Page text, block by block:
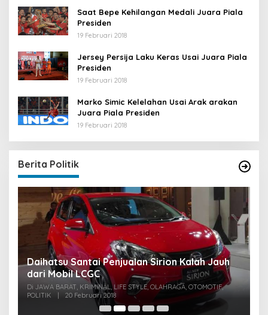
Saat Bepe Kehilangan Medali Juara Piala
Presiden
19 Februari 2018
Jersey Persija Laku Keras Usai Juara Piala
Presiden
19 Februari 2018
Marko Simic Kelelahan Usai Arak arakan
Juara Piala Presiden
19 Februari 2018
Berita Politik
Daihatsu Santai Penjualan Sirion Kalah Jauh
dari Mobil LCGC
Di JAWA BARAT, KRIMINAL, LIFE STYLE, OLAHRAGA, OTOMOTIF,
POLITIK
20 Februari 2018